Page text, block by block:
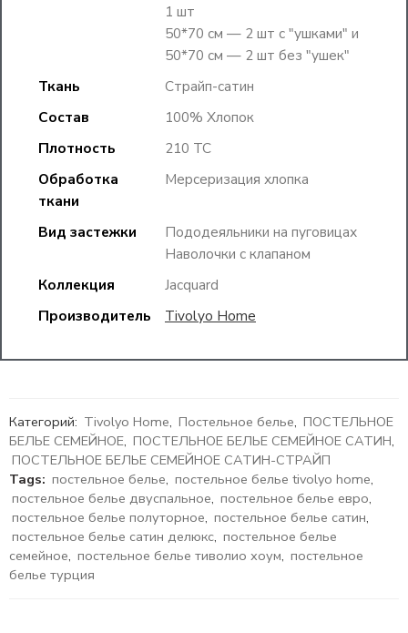
1 шт
50*70 см — 2 шт с "ушками" и
50*70 см — 2 шт без "ушек"
Ткань
Страйп-сатин
Состав
100% Хлопок
Плотность
210 TC
Обработка
ткани
Мерсеризация хлопка
Вид застежки
Пододеяльники на пуговицах
Наволочки с клапаном
Коллекция
Jacquard
Производитель
Tivolyo Home
Категорий: Tivolyo Home, Постельное белье, ПОСТЕЛЬНОЕ
БЕЛЬЕ СЕМЕЙНОЕ, ПОСТЕЛЬНОЕ БЕЛЬЕ СЕМЕЙНОЕ САТИН,
ПОСТЕЛЬНОЕ БЕЛЬЕ СЕМЕЙНОЕ САТИН-СТРАЙП
Tags: постельное белье, постельное белье tivolyo home,
постельное белье двуспальное, постельное белье евро,
постельное белье полуторное, постельное белье сатин,
постельное белье сатин делюкс, постельное белье
семейное, постельное белье тиволио хоум, постельное
белье турция